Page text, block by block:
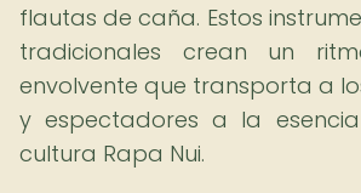
flautas de caña. Estos
tradicionales crean un
envolvente que transporta a
y espectadores a la
cultura Rapa Nui.